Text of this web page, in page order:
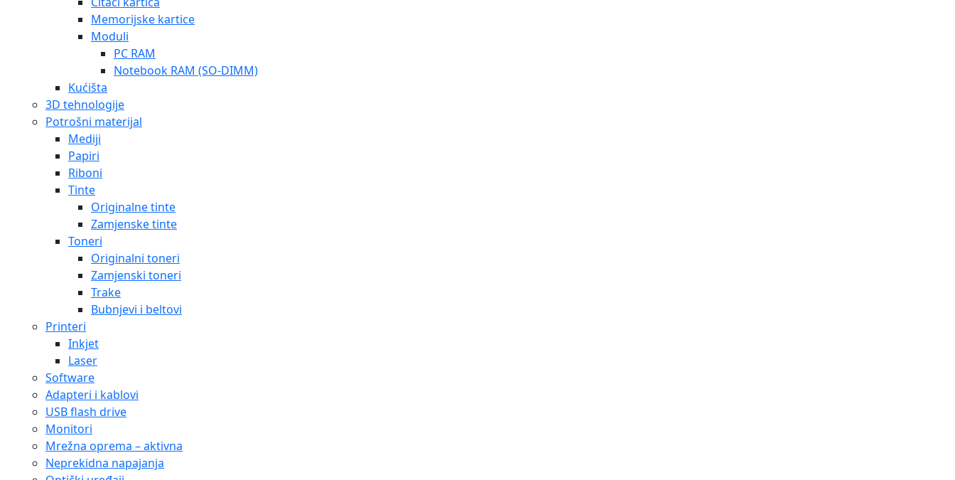
Memorijske kartice
Moduli
PC RAM
Notebook RAM (SO-DIMM)
Kućišta
3D tehnologije
Potrošni materijal
Mediji
Papiri
Riboni
Tinte
Originalne tinte
Zamjenske tinte
Toneri
Originalni toneri
Zamjenski toneri
Trake
Bubnjevi i beltovi
Printeri
Inkjet
Laser
Software
Adapteri i kablovi
USB flash drive
Monitori
Mrežna oprema – aktivna
Neprekidna napajanja